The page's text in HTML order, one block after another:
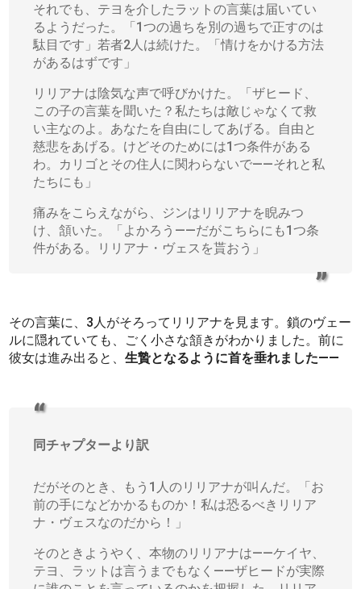
それでも、テヨを介したラットの言葉は届いてい
るようだった。「1つの過ちを別の過ちで正すのは
駄目です」若者2人は続けた。「情けをかける方法
があるはずです」
リリアナは陰気な声で呼びかけた。「ザヒード、
この子の言葉を聞いた？私たちは敵じゃなくて救
い主なのよ。あなたを自由にしてあげる。自由と
慈悲をあげる。けどそのためには1つ条件がある
わ。カリゴとその住人に関わらないで――それと私
たちにも」
痛みをこらえながら、ジンはリリアナを睨みつ
け、頷いた。「よかろう――だがこちらにも1つ条
件がある。リリアナ・ヴェスを貰おう」
その言葉に、3人がそろってリリアナを見ます。鎖のヴェー
ルに隠れていても、ごく小さな頷きがわかりました。前に
彼女は進み出ると、生贄となるように首を垂れました――
同チャプターより訳
だがそのとき、もう1人のリリアナが叫んだ。「お
前の手になどかかるものか！私は恐るべきリリア
ナ・ヴェスなのだから！」
そのときようやく、本物のリリアナは――ケイヤ、
テヨ、ラットは言うまでもなく――ザヒードが実際